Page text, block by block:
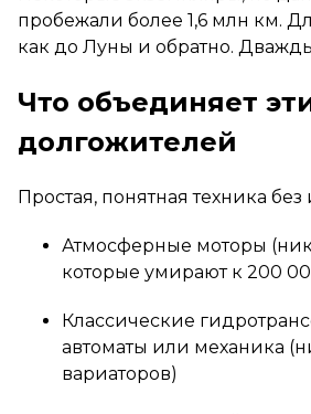
пробежали более 1,6 млн км.
как до Луны и обратно.
Что объединяет
долгожителей
Простая, понятная техника без
Атмосферные моторы
которые умирают к 200
Классические
автоматы или механика
вариаторов)